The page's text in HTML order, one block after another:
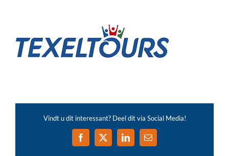
Vindt u dit interessant? Deel dit via Social Media!
Facebook
X LinkedIn
E-